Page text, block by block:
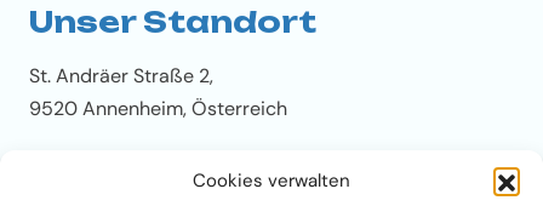
Cookies verwalten
Unser Standort
St. Andräer Straße 2,
9520 Annenheim, Österreich
Unser Tandem-Base-